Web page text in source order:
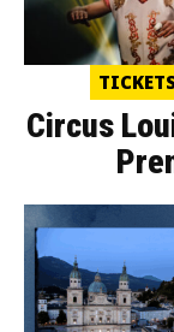
Circus